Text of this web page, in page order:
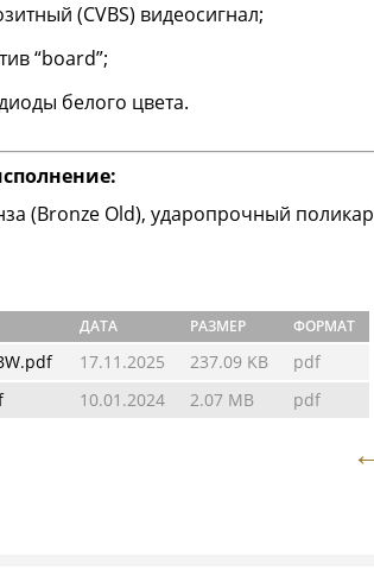
(CVBS) видеосигнал;
“board”;
белого цвета.
(Bronze Old), ударопрочный
ДАТА РАЗМЕР ФОРМАТ
17.11.2025 237.09 KB pdf
10.01.2024 2.07 MB pdf